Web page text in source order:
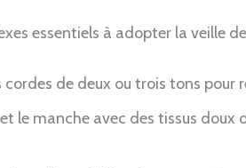
essentiels à adopter la veille
cordes de deux ou trois tons pour
le manche avec des tissus doux